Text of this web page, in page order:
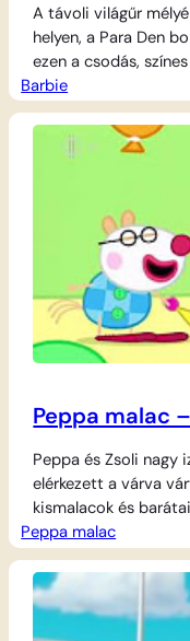
A távoli világűr
helyen, a Para Den
ezen a csodás,
legyőzve suhan a
hiszen hűséges
tart a száguldásban.
légdeszkájára, és
Barbie
Peppa malac
Peppa és Zsoli nagy
elérkezett a várva
kismalacok és
jelmezekbe bújnak,
egy varázslatos
dinoszaurusz
megijesszen egy
rengeteg a lufi,…
Peppa malac